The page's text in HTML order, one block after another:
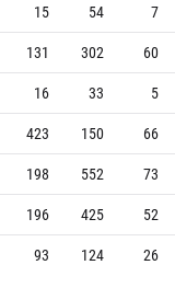
15 54
7
131 302
60
16 33
5
423 150
66
198 552
73
196 425
52
93 124 26